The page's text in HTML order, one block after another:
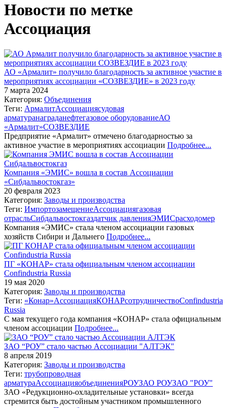
Новости по метке
Ассоциация
АО «Армалит» получило благодарность за активное участие в
мероприятиях ассоциации «СОЗВЕЗДИЕ» в 2023 году
7 марта 2024
Категория: Объединения
Теги: АрмалитАссоциациясудовая
арматуранаграданефтегазовое оборудованиеАО
«Армалит»СОЗВЕЗДИЕ
Предприятие «Армалит» отмечено благодарностью за
активное участие в мероприятиях ассоциации Подробнее...
Компания «ЭМИС» вошла в состав Ассоциации
«Сибдальвостокгаз»
20 февраля 2023
Категория: Заводы и производства
Теги: ИмпортозамещениеАссоциациягазовая
отрасльСибдальвостокгаздатчик давленияЭМИСрасходомер
Компания «ЭМИС» стала членом ассоциации газовых
хозяйств Сибири и Дальнего Подробнее...
ПГ «КОНАР» стала официальным членом ассоциации
Confindustria Russia
19 мая 2020
Категория: Заводы и производства
Теги: «Конар»АссоциацияКОНАРсотрудничествоConfindustria
Russia
С мая текущего года компания «КОНАР» стала официальным
членом ассоциации Подробнее...
ЗАО “РОУ” стало частью Ассоциации "АЛТЭК"
8 апреля 2019
Категория: Заводы и производства
Теги: трубопроводная
арматураАссоциацияобъединенияРОУЗАО РОУЗАО "РОУ"
ЗАО «Редукционно-охладительные установки» всегда
стремится быть достойным участником промышленного